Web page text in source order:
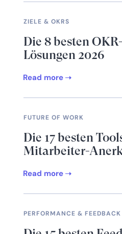
ZIELE & OKRS
Die 8 besten
Lösungen 2026
Read more
FUTURE OF WORK
Die 17 besten
Mitarbeiter-
Read more
PERFORMANCE & FEEDBACK